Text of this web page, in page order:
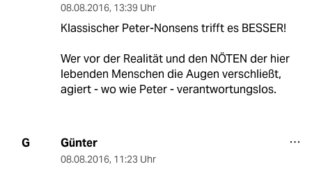
08.08.2016, 13:39 Uhr
Klassischer Peter-Nonsens trifft es BESSER!
Wer vor der Realität und den NÖTEN der hier
lebenden Menschen die Augen verschließt,
agiert - wo wie Peter - verantwortungslos.
G Günter
08.08.2016, 11:23 Uhr